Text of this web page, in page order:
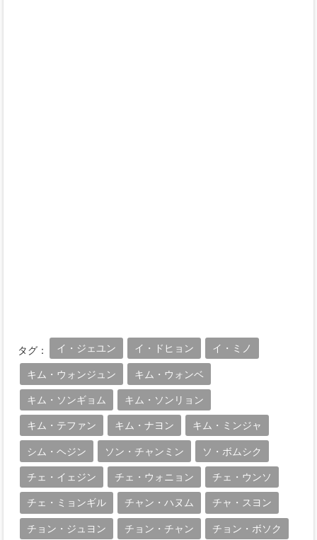
タグ： イ・ジェユン イ・ドヒョン イ・ミノ
キム・ウォンジュン キム・ウォンベ
キム・ソンギョム キム・ソンリョン
キム・テファン キム・ナヨン キム・ミンジャ
シム・ヘジン ソン・チャンミン ソ・ボムシク
チェ・イェジン チェ・ウォニョン チェ・ウンソ
チェ・ミョンギル チャン・ハヌム チャ・スヨン
チョン・ジュヨン チョン・チャン チョン・ボソク